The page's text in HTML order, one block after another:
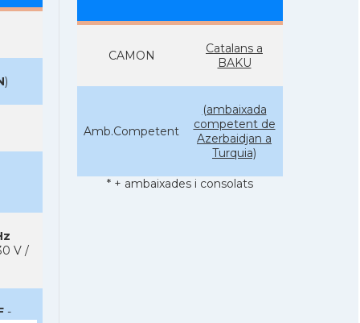
)
V /
-
CAMON
Catalans a
BAKU
Amb.Competent
(ambaixada
competent de
Azerbaidjan a
Turquia)
* + ambaixades i consolats